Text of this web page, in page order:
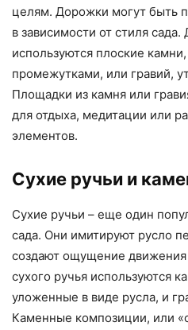
целям. Дорожки могут быть
в зависимости от стиля сада.
используются плоские
промежутками, или гравий,
Площадки из камня или
для отдыха, медитации или
элементов.
Сухие ручьи и
Сухие ручьи – еще один
сада. Они имитируют русло
создают ощущение
сухого ручья используются
уложенные в виде русла, и
Каменные композиции, или